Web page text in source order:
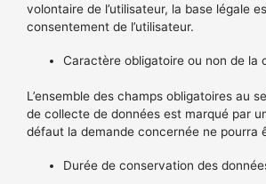
volontaire de l’utilisateur, la base légale
consentement de l’utilisateur.
Caractère obligatoire ou non de la
L’ensemble des champs obligatoires au
de collecte de données est marqué par
défaut la demande concernée ne pourra
Durée de conservation des